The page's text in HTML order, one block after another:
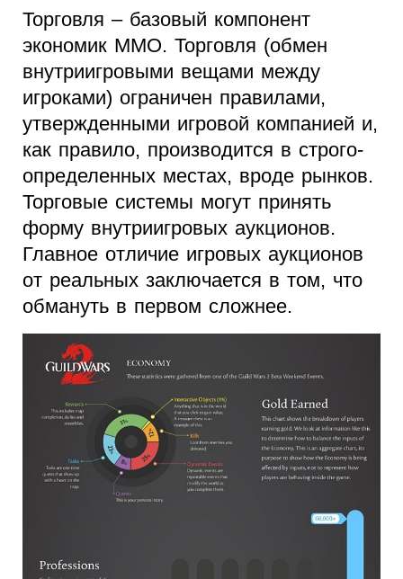
Торговля – базовый компонент
экономик MMO. Торговля (обмен
внутриигровыми вещами между
игроками) ограничен правилами,
утвержденными игровой компанией и,
как правило, производится в строго-
определенных местах, вроде рынков.
Торговые системы могут принять
форму внутриигровых аукционов.
Главное отличие игровых аукционов
от реальных заключается в том, что
обмануть в первом сложнее.